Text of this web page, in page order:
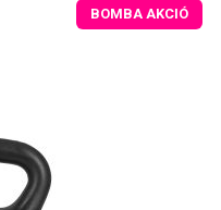
BOMBA AKCIÓ